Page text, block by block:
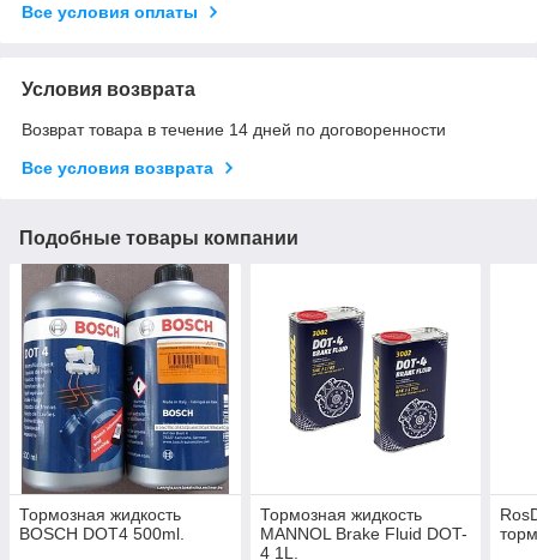
Все условия оплаты
Условия возврата
Возврат товара в течение 14 дней по договоренности
Все условия возврата
Подобные товары компании
Тормозная жидкость
BOSCH DOT4 500ml.
Тормозная жидкость
MANNOL Brake Fluid DOT-
4 1L.